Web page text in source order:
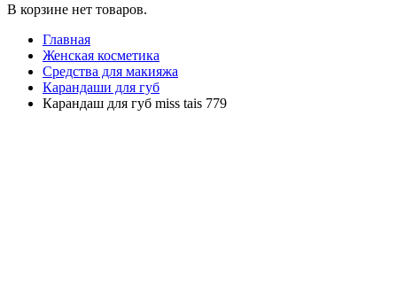
В корзине нет товаров.
Главная
Женская косметика
Средства для макияжа
Карандаши для губ
Карандаш для губ miss tais 779